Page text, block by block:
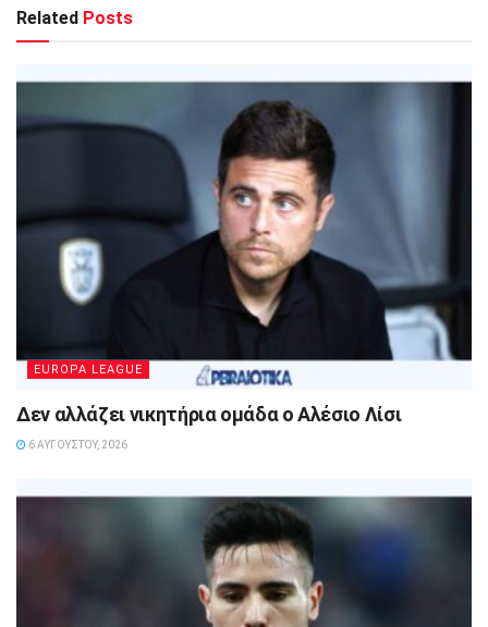
Related Posts
EUROPA LEAGUE
Δεν αλλάζει νικητήρια ομάδα ο Αλέσιο Λίσι
6 ΑΥΓΟΎΣΤΟΥ, 2026